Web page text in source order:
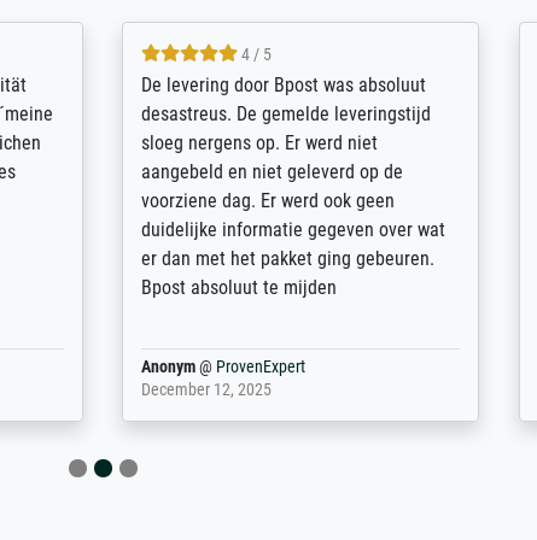
4 / 5
De levering door Bpost was absoluut
desastreus. De gemelde leveringstijd
sloeg nergens op. Er werd niet
aangebeld en niet geleverd op de
voorziene dag. Er werd ook geen
duidelijke informatie gegeven over wat
er dan met het pakket ging gebeuren.
Bpost absoluut te mijden
Anonym@ ProvenExpert
December 12, 2025